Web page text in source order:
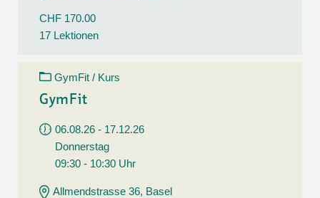
CHF 170.00
17 Lektionen
GymFit / Kurs
GymFit
06.08.26 - 17.12.26
Donnerstag
09:30 - 10:30 Uhr
Allmendstrasse 36, Basel